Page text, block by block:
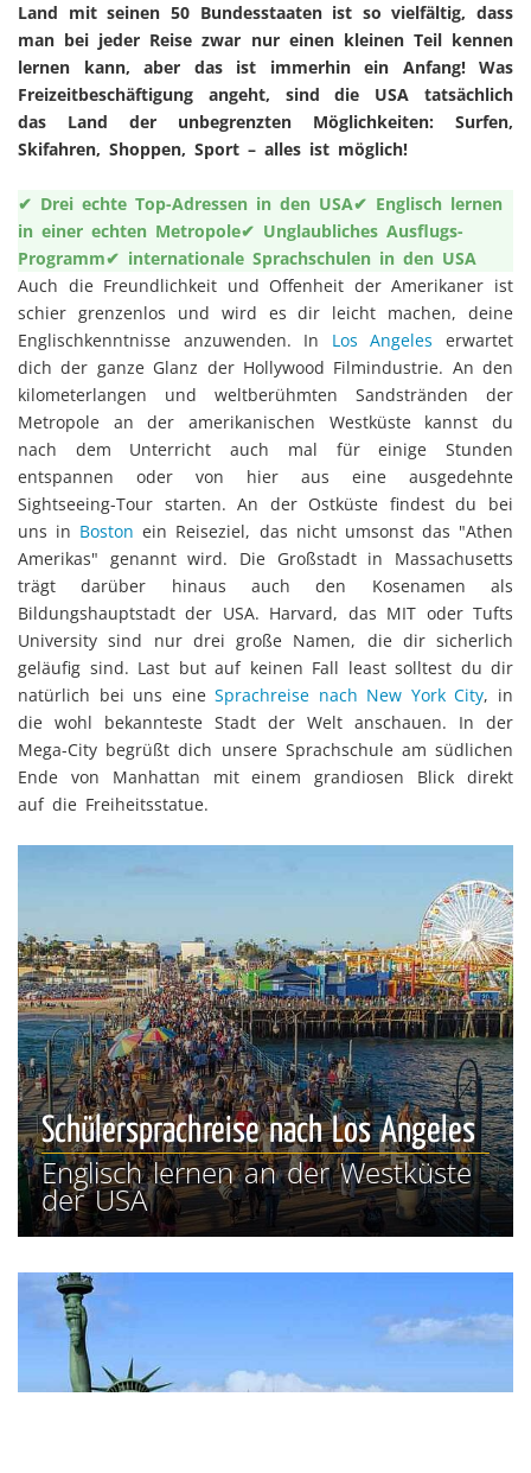
Land mit seinen 50 Bundesstaaten ist so vielfältig, dass
man bei jeder Reise zwar nur einen kleinen Teil kennen
lernen kann, aber das ist immerhin ein Anfang! Was
Freizeitbeschäftigung angeht, sind die USA tatsächlich
das Land der unbegrenzten Möglichkeiten: Surfen,
Skifahren, Shoppen, Sport – alles ist möglich!
✔ Drei echte Top-Adressen in den USA✔ Englisch lernen
in einer echten Metropole✔ Unglaubliches Ausflugs-
Programm✔ internationale Sprachschulen in den USA
Auch die Freundlichkeit und Offenheit der Amerikaner ist
schier grenzenlos und wird es dir leicht machen, deine
Englischkenntnisse anzuwenden. In Los Angeles erwartet
dich der ganze Glanz der Hollywood Filmindustrie. An den
kilometerlangen und weltberühmten Sandstränden der
Metropole an der amerikanischen Westküste kannst du
nach dem Unterricht auch mal für einige Stunden
entspannen oder von hier aus eine ausgedehnte
Sightseeing-Tour starten. An der Ostküste findest du bei
uns in Boston ein Reiseziel, das nicht umsonst das "Athen
Amerikas" genannt wird. Die Großstadt in Massachusetts
trägt darüber hinaus auch den Kosenamen als
Bildungshauptstadt der USA. Harvard, das MIT oder Tufts
University sind nur drei große Namen, die dir sicherlich
geläufig sind. Last but auf keinen Fall least solltest du dir
natürlich bei uns eineSprachreise nach New York City, in
die wohl bekannteste Stadt der Welt anschauen. In der
Mega-City begrüßt dich unsere Sprachschule am südlichen
Ende von Manhattan mit einem grandiosen Blick direkt
auf die Freiheitsstatue.
Schülersprachreise nach Los Angeles
Englisch lernen an der Westküste
der USA